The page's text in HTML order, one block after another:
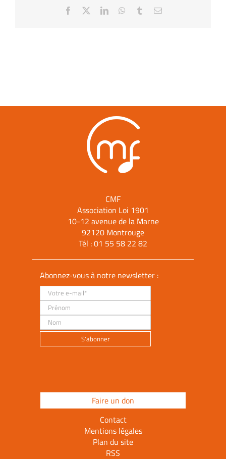
Facebook LinkedInWhatsApp
TumblrEmail
CMF
Association Loi 1901
10-12 avenue de la Marne
92120 Montrouge
Tél :01 55 58 22 82
Abonnez-vous à notre newsletter :
Faire un don
Contact
Mentions légales
Plan du site
RSS